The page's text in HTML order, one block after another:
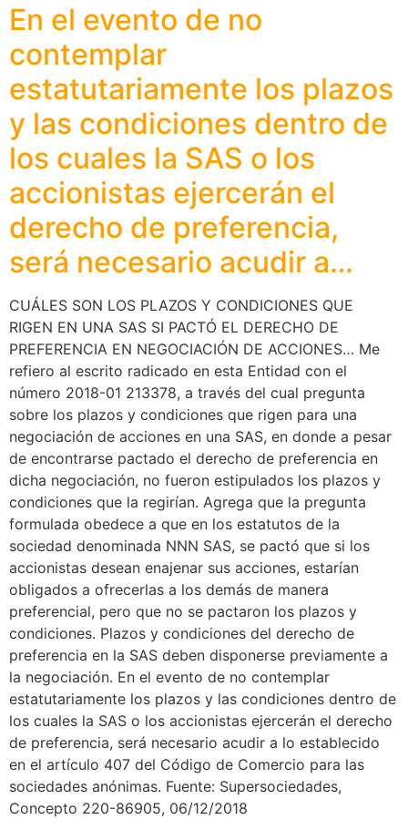
En el evento de no
contemplar
estatutariamente los plazos
y las condiciones dentro de
los cuales la SAS o los
accionistas ejercerán el
derecho de preferencia,
será necesario acudir a…
CUÁLES SON LOS PLAZOS Y CONDICIONES QUE
RIGEN EN UNA SAS SI PACTÓ EL DERECHO DE
PREFERENCIA EN NEGOCIACIÓN DE ACCIONES… Me
refiero al escrito radicado en esta Entidad con el
número 2018-01 213378, a través del cual pregunta
sobre los plazos y condiciones que rigen para una
negociación de acciones en una SAS, en donde a pesar
de encontrarse pactado el derecho de preferencia en
dicha negociación, no fueron estipulados los plazos y
condiciones que la regirían. Agrega que la pregunta
formulada obedece a que en los estatutos de la
sociedad denominada NNN SAS, se pactó que si los
accionistas desean enajenar sus acciones, estarían
obligados a ofrecerlas a los demás de manera
preferencial, pero que no se pactaron los plazos y
condiciones. Plazos y condiciones del derecho de
preferencia en la SAS deben disponerse previamente a
la negociación. En el evento de no contemplar
estatutariamente los plazos y las condiciones dentro de
los cuales la SAS o los accionistas ejercerán el derecho
de preferencia, será necesario acudir a lo establecido
en el artículo 407 del Código de Comercio para las
sociedades anónimas. Fuente: Supersociedades,
Concepto 220-86905, 06/12/2018